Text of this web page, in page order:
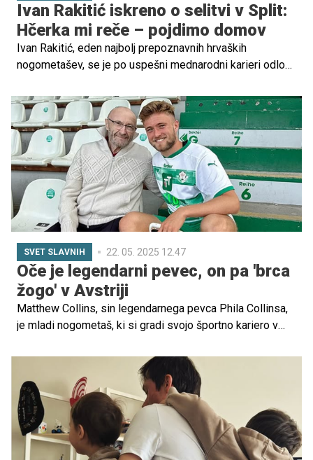
Ivan Rakitić iskreno o selitvi v Split:
Hčerka mi reče – pojdimo domov
Ivan Rakitić, eden najbolj prepoznavnih hrvaških
nogometašev, se je po uspešni mednarodni karieri odločil
preselil v Split.
SVET SLAVNIH 22. 05. 2025 12.47
Oče je legendarni pevec, on pa 'brca
žogo' v Avstriji
Matthew Collins, sin legendarnega pevca Phila Collinsa,
je mladi nogometaš, ki si gradi svojo športno kariero v
slavnih, Matthew s svojo strastjo do nogometa dokazuje,
da ni le 'sin zvezdnika', temveč tudi talentiran športnik, ki
si zasluži pozornost na igrišču.